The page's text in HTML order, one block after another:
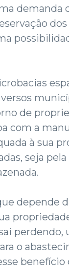
demanda
dos
de
com a
à sua
seja pela
depende
perdendo,
o
benefício